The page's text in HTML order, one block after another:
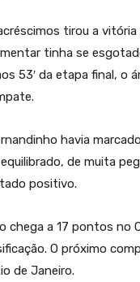
tirou a
tinha se
53′ da etapa final, o
havia
de muita
positivo.
chega a 17 pontos no
O próximo
de Janeiro.